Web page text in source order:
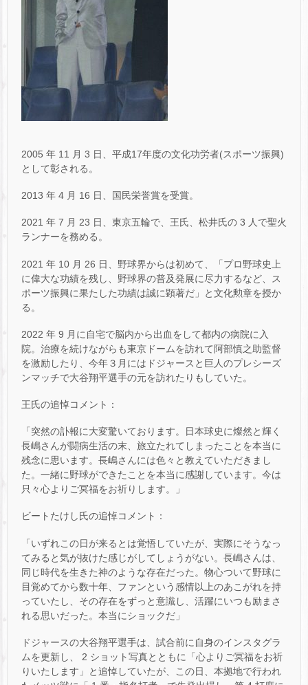
2005 年 11 月 3 日、平成17年度の文化功労者(スポーツ振興)
として彰される。
2013 年 4 月 16 日、国民栄誉賞を受賞。
2021 年 7 月 23 日、東京五輪で、王氏、松井氏の 3 人で聖火
ランナーを務める。
2021 年 10 月 26 日、野球界からは初めて、「プロ野球史上
に偉大な功績を残し、野球界の普及発展に尽力するなど、ス
ポーツ振興に果たした功績は誠に顕著だ」と文化勲章を授か
る。
2022 年 9 月に自宅で脳内から出血をして都内の病院に入
院。治療を続けながらも東京ドームを訪れて阿部慎之助監督
を激励したり、今年３月にはドジャースと巨人のプレシーズ
ンマッチで大谷翔平選手の元を訪れたりもしていた。
王氏の追悼コメント：
「突然の訃報に大変驚いております。日本球史に燦然と輝く
長嶋さんが闘病生活の末、旅立たれてしまったことを本当に
残念に思います。長嶋さんには色々と教えていただきまし
た。一緒に野球ができたことを本当に感謝しています。今は
只々心よりご冥福をお祈りします。」
ビートたけし氏の追悼コメント：
「いずれこの日が来るとは覚悟していたが、実際にそうなっ
てみると気が抜けた感じがしてしょうがない。長嶋さんは、
同じ時代を生きた神のような存在だった。物心ついて野球に
目覚めてから数十年、ファンという感情以上のあこがれを持
っていたし、その存在をずっと意識し、活躍にいつも励まさ
れる思いだった。本当にショックだ」
ドジャースの大谷翔平選手は、試合前に自身のインスタグラ
ムを更新し、 2 ショット写真とともに「心よりご冥福をお祈
りいたします」と追悼していたが、この日、本拠地で行われ